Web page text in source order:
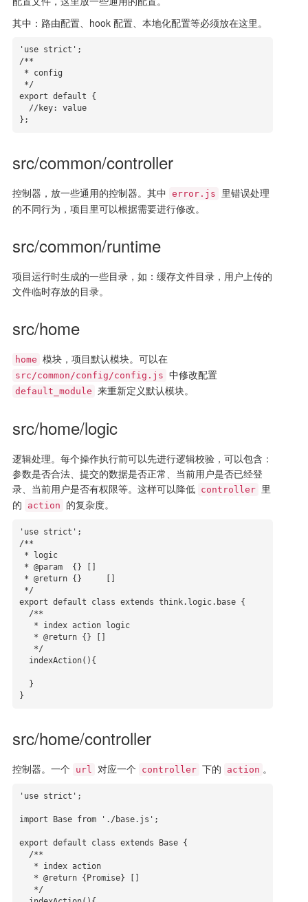
其中：路由配置、hook 配置、本地化配置等必须放在这里。
'use strict';
/**
export default {
};
src/common/controller
控制器，放一些通用的控制器。其中 error.js
里错误处理
的不同行为，项目里可以根据需要进行修改。
src/common/runtime
项目运行时生成的一些目录，如：缓存文件目录，用户上传的
文件临时存放的目录。
src/home
home 模块，项目默认模块。可以在
src/common/config/config.js 中修改配置
default_module 来重新定义默认模块。
src/home/logic
逻辑处理。每个操作执行前可以先进行逻辑校验，可以包含：
参数是否合法、提交的数据是否正常、当前用户是否已经登
录、当前用户是否有权限等。这样可以降低 controller
里
的
action 的复杂度。
'use strict';
/**
export default class extends think.logic.base {
}
src/home/controller
控制器。一个 url 对应一个 controller 下的 action 。
'use strict';
import Base from './base.js';
export default class extends Base {